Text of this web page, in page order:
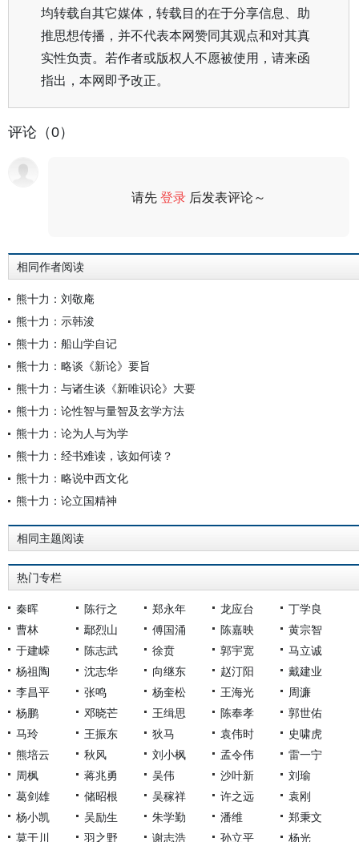
均转载自其它媒体，转载目的在于分享信息、助
推思想传播，并不代表本网赞同其观点和对其真
实性负责。若作者或版权人不愿被使用，请来函
指出，本网即予改正。
评论（0）
请先登录 后发表评论～
相同作者阅读
熊十力：刘敬庵
熊十力：示韩浚
熊十力：船山学自记
熊十力：略谈《新论》要旨
熊十力：与诸生谈《新唯识论》大要
熊十力：论性智与量智及玄学方法
熊十力：论为人与为学
熊十力：经书难读，该如何读？
熊十力：略说中西文化
熊十力：论立国精神
相同主题阅读
热门专栏
秦晖 陈行之 郑永年 龙应台
丁学良
曹林
鄢烈山 傅国涌 陈嘉映
黄宗智
于建嵘
陈志武 徐贲 郭宇宽
马立诚
杨祖陶
沈志华 向继东 赵汀阳
戴建业
李昌平
张鸣 杨奎松 王海光
周濂
杨鹏
邓晓芒 王缉思 陈奉孝
郭世佑
马玲
王振东 狄马 袁伟时
史啸虎
熊培云
秋风 刘小枫 孟令伟
雷一宁
周枫
蒋兆勇 吴伟 沙叶新
刘瑜
葛剑雄
储昭根 吴稼祥 许之远
袁刚
杨小凯
吴励生 朱学勤 潘维
郑秉文
莫于川
羽之野 谢志浩 孙立平 杨光